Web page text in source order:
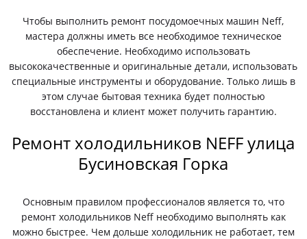
Чтобы выполнить ремонт посудомоечных машин Neff,
мастера должны иметь все необходимое техническое
обеспечение. Необходимо использовать
высококачественные и оригинальные детали, использовать
специальные инструменты и оборудование. Только лишь в
этом случае бытовая техника будет полностью
восстановлена и клиент может получить гарантию.
Ремонт холодильников NEFF улица
Бусиновская Горка
Основным правилом профессионалов является то, что
ремонт холодильников Neff необходимо выполнять как
можно быстрее. Чем дольше холодильник не работает, тем